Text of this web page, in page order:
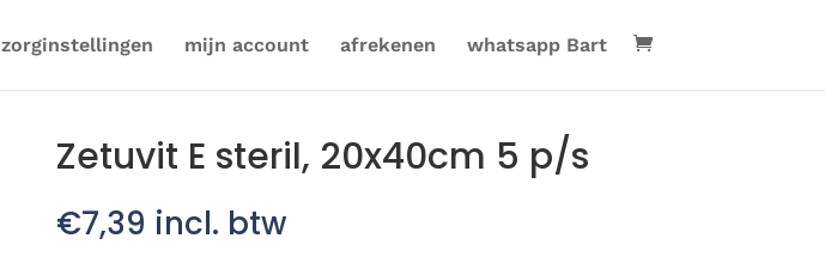
zorginstellingen mijn account afrekenen whatsapp Bart
Zetuvit E steril, 20x40cm 5 p/s
€7,39 incl. btw